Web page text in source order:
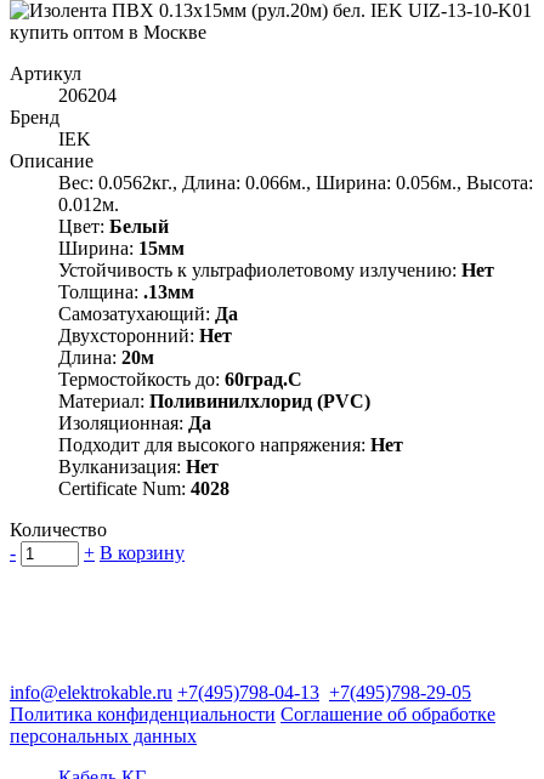
Артикул
206204
Бренд
IEK
Описание
Вес: 0.0562кг., Длина: 0.066м., Ширина: 0.056м., Высота:
0.012м.
Цвет: Белый
Ширина: 15мм
Устойчивость к ультрафиолетовому излучению: Нет
Толщина: .13мм
Самозатухающий: Да
Двухсторонний: Нет
Длина: 20м
Термостойкость до: 60град.C
Материал: Поливинилхлорид (PVC)
Изоляционная: Да
Подходит для высокого напряжения: Нет
Вулканизация: Нет
Certificate Num: 4028
Количество
-
+ В корзину
info@elektrokable.ru +7(495)798-04-13 +7(495)798-29-05
Политика конфиденциальности Соглашение об обработке
персональных данных